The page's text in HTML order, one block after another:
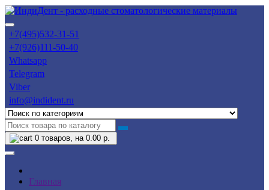
+7(495)532-31-51
+7(926)111-50-40
Whatsapp
Telegram
Viber
info@indident.ru
0 товаров, на 0.00 р.
Главная